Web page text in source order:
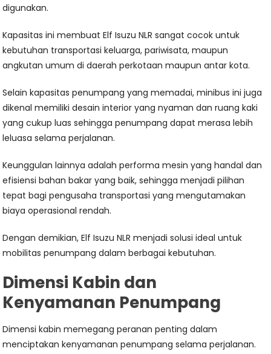
digunakan.
Kapasitas ini membuat Elf Isuzu NLR sangat cocok untuk
kebutuhan transportasi keluarga, pariwisata, maupun
angkutan umum di daerah perkotaan maupun antar kota.
Selain kapasitas penumpang yang memadai, minibus ini juga
dikenal memiliki desain interior yang nyaman dan ruang kaki
yang cukup luas sehingga penumpang dapat merasa lebih
leluasa selama perjalanan.
Keunggulan lainnya adalah performa mesin yang handal dan
efisiensi bahan bakar yang baik, sehingga menjadi pilihan
tepat bagi pengusaha transportasi yang mengutamakan
biaya operasional rendah.
Dengan demikian, Elf Isuzu NLR menjadi solusi ideal untuk
mobilitas penumpang dalam berbagai kebutuhan.
Dimensi Kabin dan
Kenyamanan Penumpang
Dimensi kabin memegang peranan penting dalam
menciptakan kenyamanan penumpang selama perjalanan.